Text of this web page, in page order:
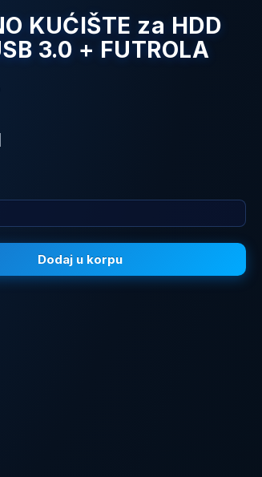
KUĆIŠTE za HDD
3.0 + FUTROLA
Dodaj u korpu